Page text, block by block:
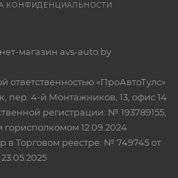
КОНФИДЕНЦИАЛЬНОСТИ
магазин avs-auto.by
ответственностью «ПроАвтоТулс»
пер. 4-й Монтажников, 13, офис 14
регистрации: № 193789155,
12.09.2024
в Торговом реестре: № 749745 от
23.05.2025